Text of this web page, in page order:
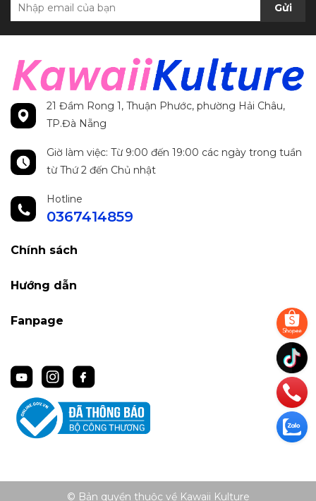
Gửi
21 Đầm Rong 1, Thuận Phước, phường Hải Châu,
TP.Đà Nẵng
Giờ làm việc: Từ 9:00 đến 19:00 các ngày trong tuần
từ Thứ 2 đến Chủ nhật
Hotline
0367414859
Chính sách
Hướng dẫn
Fanpage
© Bản quyền thuộc về Kawaii Kulture